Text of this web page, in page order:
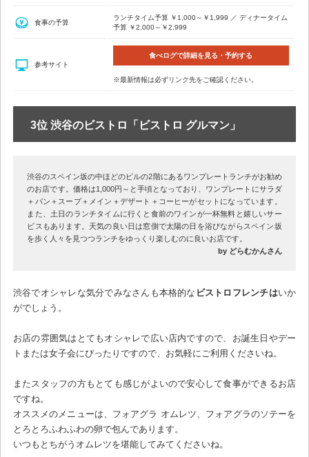
食事の予算
ランチタイム予算 ￥1,000～￥1,999 ／ ディナータイム
予算 ￥2,000～￥2,999
参考サイト
食べログで詳細を見る・予約する
※最新情報は必ずリンク先をご確認ください。
3位 渋谷のビストロ「ビストロ グルマン」
渋谷のスペイン坂の中ほどのビルの2階にあるワンプレートランチがお勧め
のお店です。価格は1,000円～と手頃となっており、ワンプレートにサラダ
＋パン＋スープ＋メイン＋デザート＋コーヒーがセットになっています。
また、土日のランチタイムに行くと食前のワインが一杯無料と嬉しいサー
ビスもあります。天気の良い日は窓側で太陽の日を浴びながらスペイン坂
を歩く人々を見つつランチをゆっくり楽しむのに良いお店です。
by どらむかんさん
渋谷でオシャレな気分でみなさんも本格的な ビストロフレンチはいか
がでしょう。
お店の雰囲気はとてもオシャレで広い店内ですので、お誕生日やデー
トまたは女子会にぴったりですので、お気軽にご利用くださいね。
またスタッフの方もとても感じがよいので安心して食事ができるお店
ですね。
オススメのメニューは、フォアグラ オムレツ、フォアグラのソテーを
とろとろふわふわの卵で包んであります。
いつもとちがうオムレツを堪能してみてくださいね。